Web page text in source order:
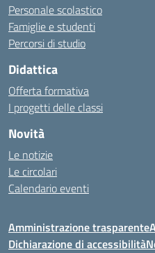
Personale scolastico
Famiglie e studenti
Percorsi di studio
Didattica
Offerta formativa
I progetti delle classi
Novità
Le notizie
Le circolari
Calendario eventi
Amministrazione trasparente
Dichiarazione di accessibilità